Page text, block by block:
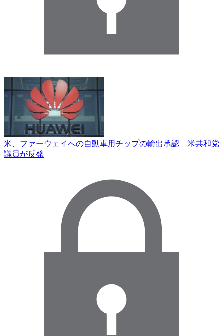
米、ファーウェイへの自動車用チップの輸出承認 米共和党
議員が反発